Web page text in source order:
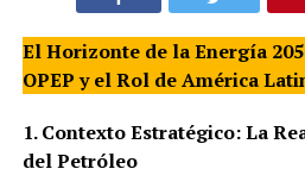
El Horizonte de la Energía
OPEP y el Rol de América
1. Contexto Estratégico: La
del Petróleo